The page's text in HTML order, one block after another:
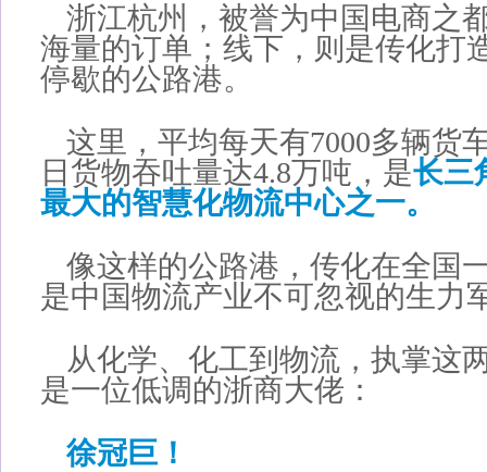
浙江杭州，被誉为中国电商之
海量的订单；线下，则是传化打
停歇的公路港。
这里，平均每天有7000多辆货
日货物吞吐量达4.8万吨，是长三
最大的智慧化物流中心之一。
像这样的公路港，传化在全国
是中国物流产业不可忽视的生力
从化学、化工到物流，执掌这
是一位低调的浙商大佬：
徐冠巨！